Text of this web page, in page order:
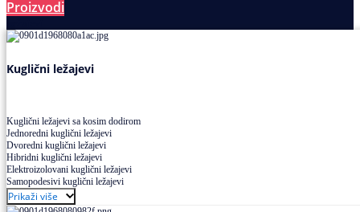
Proizvodi
Kuglični ležajevi
Kuglični ležajevi sa kosim dodirom
Jednoredni kuglični ležajevi
Dvoredni kuglični ležajevi
Hibridni kuglični ležajevi
Elektroizolovani kuglični ležajevi
Samopodesivi kuglični ležajevi
Aksijalni kuglični ležajevi
Kuglični ležajevi od nerđajućeg čelika
Prikaži više